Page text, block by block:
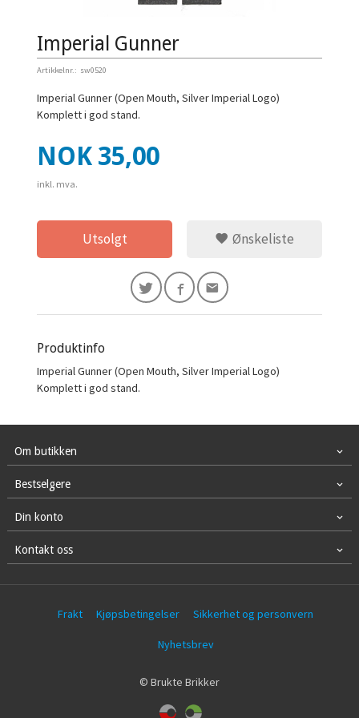
Imperial Gunner
Artikkelnr.: sw0520
Imperial Gunner (Open Mouth, Silver Imperial Logo)
Komplett i god stand.
Pris
NOK 35,00
inkl. mva.
Utsolgt Ønskeliste
Produktinfo
Imperial Gunner (Open Mouth, Silver Imperial Logo)
Komplett i god stand.
Om butikken
Bestselgere
Din konto
Kontakt oss
Frakt Kjøpsbetingelser Sikkerhet og personvern
Nyhetsbrev
© Brukte Brikker